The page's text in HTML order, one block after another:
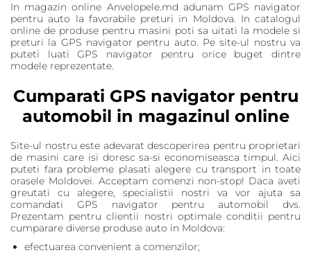
In magazin online Anvelopele.md adunam GPS navigator
pentru auto la favorabile preturi in Moldova. In catalogul
online de produse pentru masini poti sa uitati la modele si
preturi la GPS navigator pentru auto. Pe site-ul nostru va
puteti luati GPS navigator pentru orice buget dintre
modele reprezentate.
Cumparati GPS navigator pentru
automobil in magazinul online
Site-ul nostru este adevarat descoperirea pentru proprietari
de masini care isi doresc sa-si economiseasca timpul. Aici
puteti fara probleme plasati alegere cu transport in toate
orasele Moldovei. Acceptam comenzi non-stop! Daca aveti
greutati cu alegere, specialistii nostri va vor ajuta sa
comandati GPS navigator pentru automobil dvs.
Prezentam pentru clientii nostri optimale conditii pentru
cumparare diverse produse auto in Moldova:
efectuarea convenient a comenzilor;